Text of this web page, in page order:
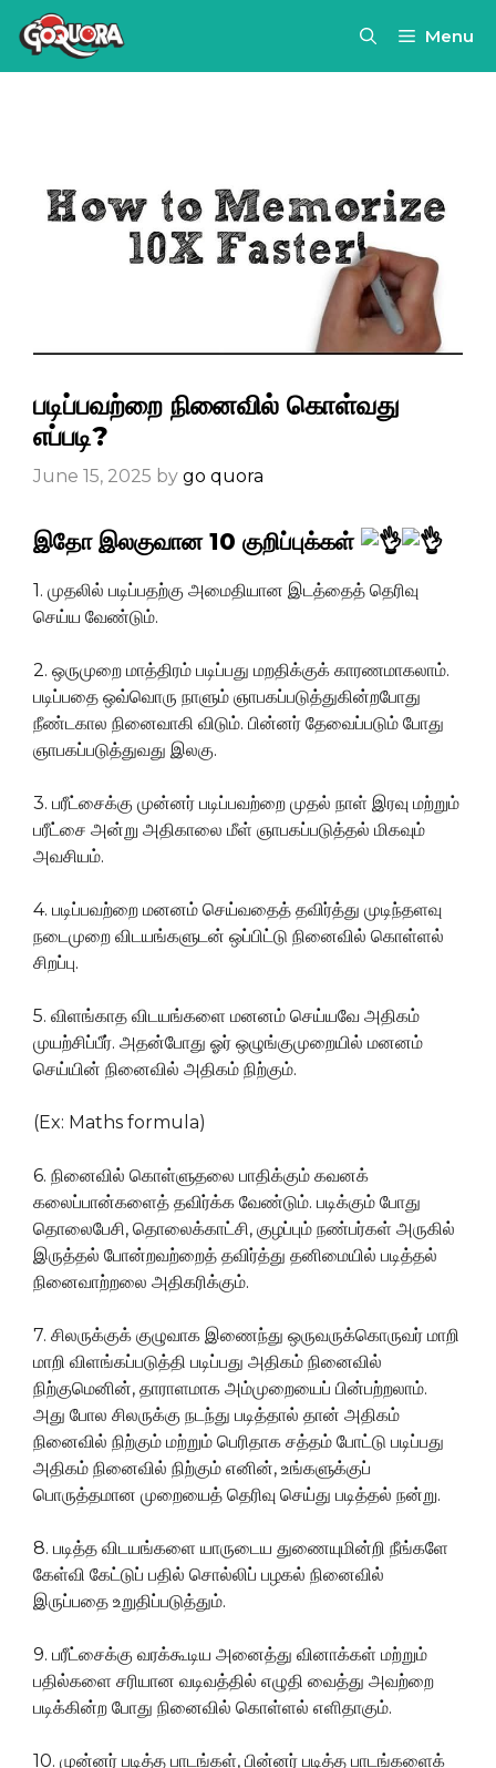
Menu
படிப்பவற்றை நினைவில் கொள்வது
எப்படி?
June 15, 2025 by go quora
இதோ இலகுவான 10 குறிப்புக்கள்
1. முதலில் படிப்பதற்கு அமைதியான இடத்தைத் தெரிவு
செய்ய வேண்டும்.
2. ஒருமுறை மாத்திரம் படிப்பது மறதிக்குக் காரணமாகலாம்.
படிப்பதை ஒவ்வொரு நாளும் ஞாபகப்படுத்துகின்றபோது
நீண்டகால நினைவாகி விடும். பின்னர் தேவைப்படும் போது
ஞாபகப்படுத்துவது இலகு.
3. பரீட்சைக்கு முன்னர் படிப்பவற்றை முதல் நாள் இரவு மற்றும்
பரீட்சை அன்று அதிகாலை மீள் ஞாபகப்படுத்தல் மிகவும்
அவசியம்.
4. படிப்பவற்றை மனனம் செய்வதைத் தவிர்த்து முடிந்தளவு
நடைமுறை விடயங்களுடன் ஒப்பிட்டு நினைவில் கொள்ளல்
சிறப்பு.
5. விளங்காத விடயங்களை மனனம் செய்யவே அதிகம்
முயற்சிப்பீர். அதன்போது ஓர் ஒழுங்குமுறையில் மனனம்
செய்யின் நினைவில் அதிகம் நிற்கும்.
(Ex: Maths formula)
6. நினைவில் கொள்ளுதலை பாதிக்கும் கவனக்
கலைப்பான்களைத் தவிர்க்க வேண்டும். படிக்கும் போது
தொலைபேசி, தொலைக்காட்சி, குழப்பும் நண்பர்கள் அருகில்
இருத்தல் போன்றவற்றைத் தவிர்த்து தனிமையில் படித்தல்
நினைவாற்றலை அதிகரிக்கும்.
7. சிலருக்குக் குழுவாக இணைந்து ஒருவருக்கொருவர் மாறி
மாறி விளங்கப்படுத்தி படிப்பது அதிகம் நினைவில்
நிற்குமெனின், தாராளமாக அம்முறையைப் பின்பற்றலாம்.
அது போல சிலருக்கு நடந்து படித்தால் தான் அதிகம்
நினைவில் நிற்கும் மற்றும் பெரிதாக சத்தம் போட்டு படிப்பது
அதிகம் நினைவில் நிற்கும் எனின், உங்களுக்குப்
பொருத்தமான முறையைத் தெரிவு செய்து படித்தல் நன்று.
8. படித்த விடயங்களை யாருடைய துணையுமின்றி நீங்களே
கேள்வி கேட்டுப் பதில் சொல்லிப் பழகல் நினைவில்
இருப்பதை உறுதிப்படுத்தும்.
9. பரீட்சைக்கு வரக்கூடிய அனைத்து வினாக்கள் மற்றும்
பதில்களை சரியான வடிவத்தில் எழுதி வைத்து அவற்றை
படிக்கின்ற போது நினைவில் கொள்ளல் எளிதாகும்.
10. முன்னர் படித்த பாடங்கள், பின்னர் படித்த பாடங்களைக்